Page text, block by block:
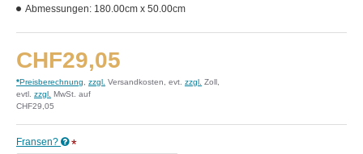
CHF29,05
*Preisberechnung zzgl. Versandkosten, evt. zzgl. Zoll,
evtl. zzgl. MwSt. auf
CHF29,05
Abmessungen: 180.00cm x 50.00cm
Fransen?